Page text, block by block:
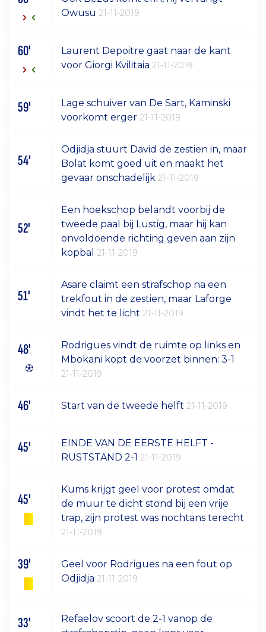
Owusu21-11-2019
60'
Laurent Depoitre gaat naar de kant
voor Giorgi Kvilitaia21-11-2019
59'
Lage schuiver van De Sart, Kaminski
voorkomt erger21-11-2019
54'
Odjidja stuurt David de zestien in, maar
Bolat komt goed uit en maakt het
gevaar onschadelijk21-11-2019
52'
Een hoekschop belandt voorbij de
tweede paal bij Lustig, maar hij kan
onvoldoende richting geven aan zijn
kopbal21-11-2019
51'
Asare claimt een strafschop na een
trekfout in de zestien, maar Laforge
vindt het te licht21-11-2019
48'
Rodrigues vindt de ruimte op links en
Mbokani kopt de voorzet binnen: 3-1
21-11-2019
46' Start van de tweede helft21-11-2019
45'
EINDE VAN DE EERSTE HELFT -
RUSTSTAND 2-121-11-2019
45'
Kums krijgt geel voor protest omdat
de muur te dicht stond bij een vrije
trap, zijn protest was nochtans terecht
21-11-2019
39'
Geel voor Rodrigues na een fout op
Odjidja21-11-2019
33'
Refaelov scoort de 2-1 vanop de